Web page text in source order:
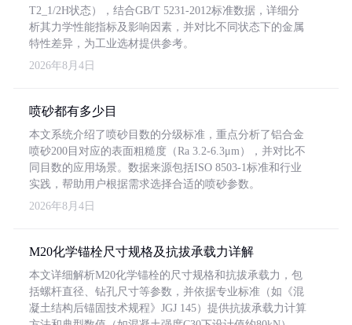
T2_1/2H状态），结合GB/T 5231-2012标准数据，详细分
析其力学性能指标及影响因素，并对比不同状态下的金属
特性差异，为工业选材提供参考。
2026年8月4日
喷砂都有多少目
本文系统介绍了喷砂目数的分级标准，重点分析了铝合金
喷砂200目对应的表面粗糙度（Ra 3.2-6.3μm），并对比不
同目数的应用场景。数据来源包括ISO 8503-1标准和行业
实践，帮助用户根据需求选择合适的喷砂参数。
2026年8月4日
M20化学锚栓尺寸规格及抗拔承载力详解
本文详细解析M20化学锚栓的尺寸规格和抗拔承载力，包
括螺杆直径、钻孔尺寸等参数，并依据专业标准（如《混
凝土结构后锚固技术规程》JGJ 145）提供抗拔承载力计算